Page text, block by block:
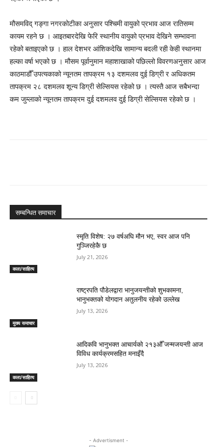
मौसमविद् गङ्गा नगरकोटीका अनुसार पश्चिमी वायुको प्रभाव आज रातिसम्म
कायम रहने छ । आइतबारदेखि फेरि स्थानीय वायुको प्रभाव देखिने सम्भावना
रहेको बताइएको छ । हाल देशभर आंशिकदेखि सामान्य बदली रही केही स्थानमा
हल्का वर्षा भएको छ । मौसम पूर्वानुमान महाशाखाको पछिल्लो विवरणअनुसार आज
काठमाडौँ उपत्यकाको न्यूनतम तापक्रम १३ दशमलव दुई डिग्री र अधिकतम
तापक्रम २८ दशमलव शून्य डिग्री सेल्सियस रहेको छ । त्यस्तै आज सबैभन्दा
कम जुम्लाको न्यूनतम तापक्रम दुई दशमलव दुई डिग्री सेल्सियस रहेको छ ।
सम्बन्धित समाचार
कला/साहित्य
स्मृति विशेष: २७ वर्षअघि मौन भए, स्वर आज पनि
गुञ्जिरहेकै छ
July 21, 2026
मुख्य समाचार
राष्ट्रपति पौडेलद्वारा भानुजयन्तीको शुभकामना,
भानुभक्तको योगदान अतुलनीय रहेको उल्लेख
July 13, 2026
कला/साहित्य
आदिकवि भानुभक्त आचार्यको २१३औँ जन्मजयन्ती आज
विविध कार्यक्रमसहित मनाइँदै
July 13, 2026
- Advertisment -